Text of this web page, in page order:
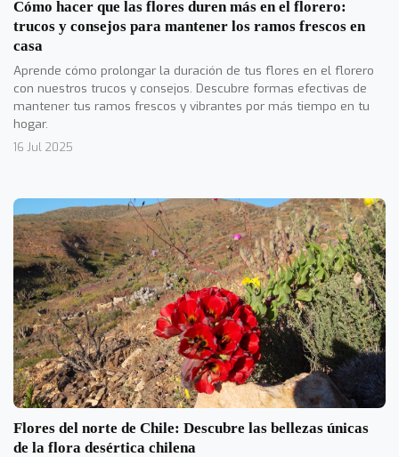
Cómo hacer que las flores duren más en el florero:
trucos y consejos para mantener los ramos frescos en
casa
Aprende cómo prolongar la duración de tus flores en el florero
con nuestros trucos y consejos. Descubre formas efectivas de
mantener tus ramos frescos y vibrantes por más tiempo en tu
hogar.
16 Jul 2025
Flores del norte de Chile: Descubre las bellezas únicas
de la flora desértica chilena